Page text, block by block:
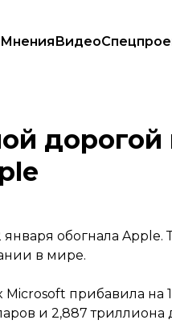
МненияВидео
Apple
дорогой
обогнала Apple.
в мире.
прибавила на
и 2,887 триллиона